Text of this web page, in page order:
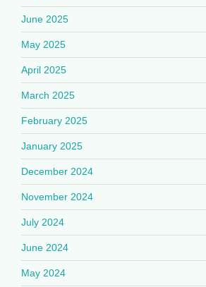
June 2025
May 2025
April 2025
March 2025
February 2025
January 2025
December 2024
November 2024
July 2024
June 2024
May 2024